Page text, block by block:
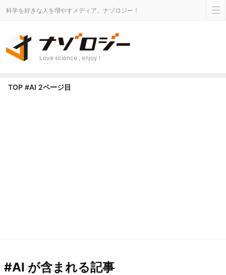
科学を好きな人を増やすメディア、ナゾロジー！
Love science , enjoy !
TOP #AI 2ページ目
#AI が含まれる記事